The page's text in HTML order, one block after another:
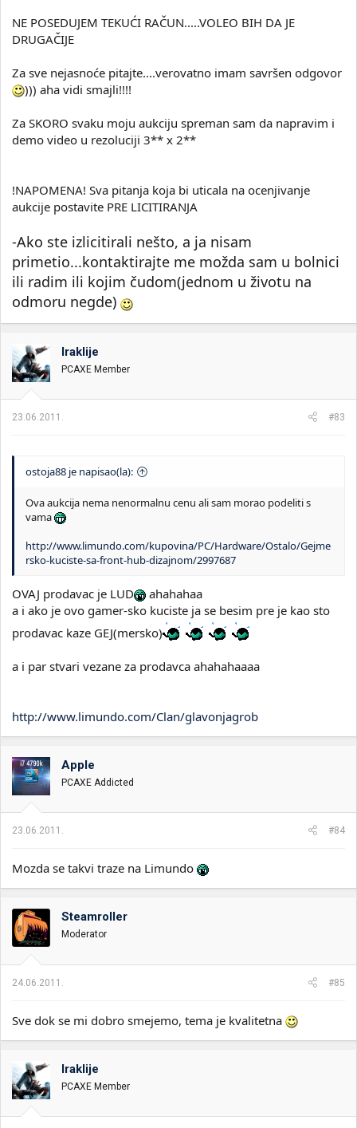
NE POSEDUJEM TEKUĆI RAČUN.....VOLEO BIH DA JE
DRUGAČIJE
Za sve nejasnoće pitajte....verovatno imam savršen odgovor
))) aha vidi smajli!!!!
Za SKORO svaku moju aukciju spreman sam da napravim i
demo video u rezoluciji 3** x 2**
!NAPOMENA! Sva pitanja koja bi uticala na ocenjivanje
aukcije postavite PRE LICITIRANJA
-Ako ste izlicitirali nešto, a ja nisam
primetio...kontaktirajte me možda sam u bolnici
ili radim ili kojim čudom(jednom u životu na
odmoru negde)
Iraklije
PCAXE Member
23.06.2011. #83
ostoja88 je napisao(la):
Ova aukcija nema nenormalnu cenu ali sam morao podeliti s
vama
http://www.limundo.com/kupovina/PC/Hardware/Ostalo/Gejme
rsko-kuciste-sa-front-hub-dizajnom/2997687
OVAJ prodavac je LUD
ahahahaa
a i ako je ovo gamer-sko kuciste ja se besim pre je kao sto
prodavac kaze GEJ(mersko)
a i par stvari vezane za prodavca ahahahaaaa
http://www.limundo.com/Clan/glavonjagrob
Apple
PCAXE Addicted
23.06.2011. #84
Mozda se takvi traze na Limundo
Steamroller
Moderator
24.06.2011. #85
Sve dok se mi dobro smejemo, tema je kvalitetna
Iraklije
PCAXE Member